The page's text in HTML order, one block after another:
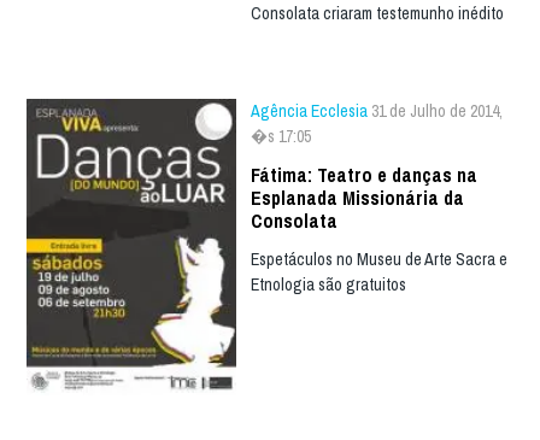
Consolata criaram testemunho inédito
Agência Ecclesia 31 de Julho de 2014,
�s 17:05
Fátima: Teatro e danças na
Esplanada Missionária da
Consolata
Espetáculos no Museu de Arte Sacra e
Etnologia são gratuitos